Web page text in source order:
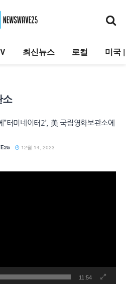
최신뉴스 로컬 미국
소
”터미네이터2’, 美 국립영화보관소에
12월 14, 2023
11:54